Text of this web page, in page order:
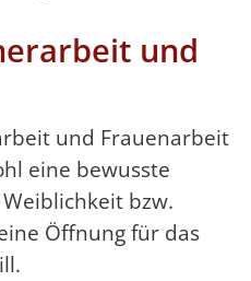
und
und Frauenarbeit
eine bewusste
bzw.
Öffnung für das